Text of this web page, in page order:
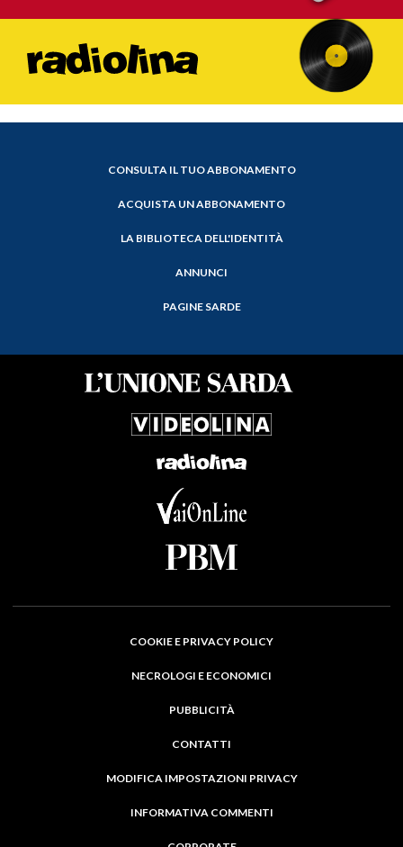
CONSULTA IL TUO ABBONAMENTO
ACQUISTA UN ABBONAMENTO
LA BIBLIOTECA DELL'IDENTITÀ
ANNUNCI
PAGINE SARDE
COOKIE E PRIVACY POLICY
NECROLOGI E ECONOMICI
PUBBLICITÀ
CONTATTI
MODIFICA IMPOSTAZIONI PRIVACY
INFORMATIVA COMMENTI